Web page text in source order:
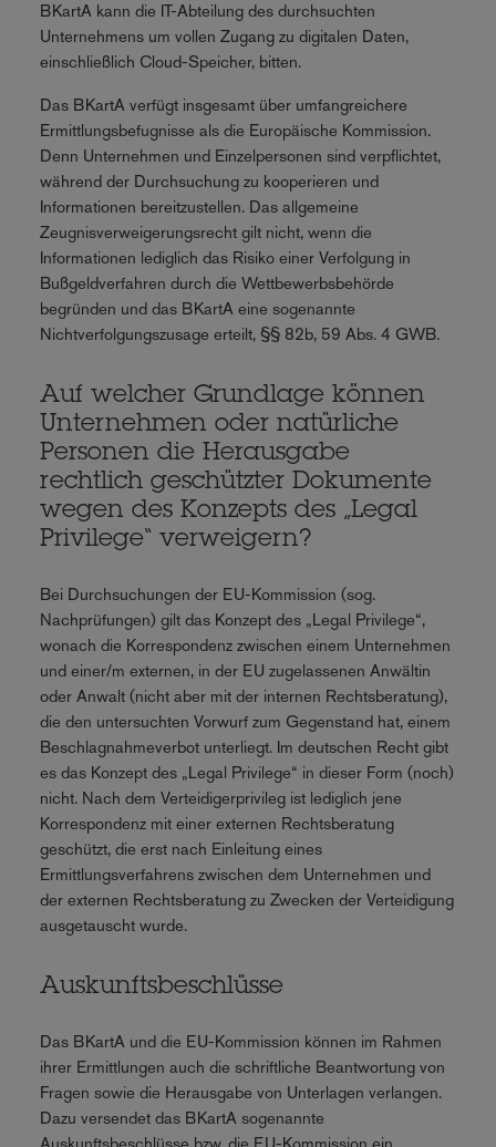
BKartA kann die IT-Abteilung des durchsuchten
Unternehmens um vollen Zugang zu digitalen Daten,
einschließlich Cloud-Speicher, bitten.
Das BKartA verfügt insgesamt über umfangreichere
Ermittlungsbefugnisse als die Europäische Kommission.
Denn Unternehmen und Einzelpersonen sind verpflichtet,
während der Durchsuchung zu kooperieren und
Informationen bereitzustellen. Das allgemeine
Zeugnisverweigerungsrecht gilt nicht, wenn die
Informationen lediglich das Risiko einer Verfolgung in
Bußgeldverfahren durch die Wettbewerbsbehörde
begründen und das BKartA eine sogenannte
Nichtverfolgungszusage erteilt, §§ 82b, 59 Abs. 4 GWB.
Auf welcher Grundlage können
Unternehmen oder natürliche
Personen die Herausgabe
rechtlich geschützter Dokumente
wegen des Konzepts des „Legal
Privilege“ verweigern?
Bei Durchsuchungen der EU-Kommission (sog.
Nachprüfungen) gilt das Konzept des „Legal Privilege“,
wonach die Korrespondenz zwischen einem Unternehmen
und einer/m externen, in der EU zugelassenen Anwältin
oder Anwalt (nicht aber mit der internen Rechtsberatung),
die den untersuchten Vorwurf zum Gegenstand hat, einem
Beschlagnahmeverbot unterliegt. Im deutschen Recht gibt
es das Konzept des „Legal Privilege“ in dieser Form (noch)
nicht. Nach dem Verteidigerprivileg ist lediglich jene
Korrespondenz mit einer externen Rechtsberatung
geschützt, die erst nach Einleitung eines
Ermittlungsverfahrens zwischen dem Unternehmen und
der externen Rechtsberatung zu Zwecken der Verteidigung
ausgetauscht wurde.
Auskunftsbeschlüsse
Das BKartA und die EU-Kommission können im Rahmen
ihrer Ermittlungen auch die schriftliche Beantwortung von
Fragen sowie die Herausgabe von Unterlagen verlangen.
Dazu versendet das BKartA sogenannte